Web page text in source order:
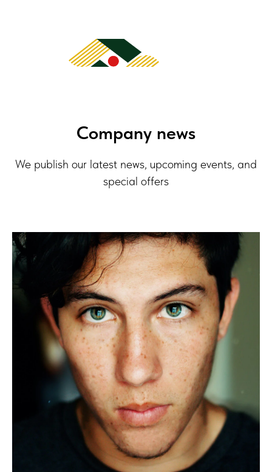
Company news
We publish our latest news, upcoming events, and
special offers